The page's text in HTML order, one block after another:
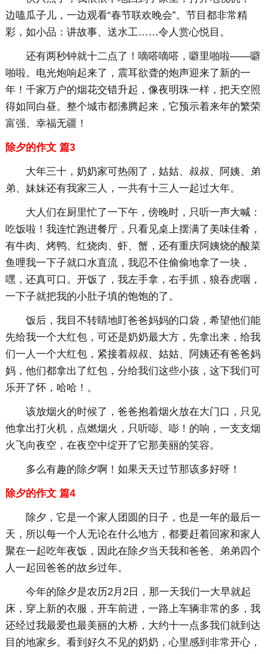
边嗑瓜子儿，一边观看“春节联欢晚会”。节目都非常精
彩，如小品：讲故事、送水工……令人赏心悦目。
还有两秒钟就十二点了！嘀嗒嘀嗒，噼里啪啦――噼
啪啦。电光炮响起来了，震耳欲聋的炮声迎来了新的一
年！千家万户的烟花交错升起，像夜明珠一样，把天空照
得如同白昼。整个城市都沸腾起来，它预示着来年的繁荣
富强、幸福无疆！
除夕的作文 篇3
大年三十，奶奶家可热闹了，姑姑、叔叔、阿姨、弟
弟、妹妹还有我家三人，一共有十三人一起过大年。
大人们在厨里忙了一下午，傍晚时，只听一声大喊：
吃饭啦！我连忙跑进餐厅，只看见桌上摆满了美味佳肴，
有牛肉、烤鸭、红烧肉、虾、蟹，还有重庆阿姨烧的酸菜
鱼哩我一下子就口水直流，我忍不住偷偷地拿了一块，
嘿，还真可口。开饭了，我左手拿，右手抓，狼吞虎咽，
一下子就把我的小肚子填的饱饱的了。
饭后，我目不转睛地盯爸爸妈妈的口袋，希望他们能
先给我一个大红包，可还是奶奶最大方，先拿出来，给我
们一人一个大红包，紧接着叔叔、姑姑、阿姨还有爸爸妈
妈，他们都拿出了红包，分给我们这些小孩，这下我们可
乐开了怀，哈哈！。
该放烟火的时候了，爸爸抱着烟火放在大门口，只见
他拿出打火机，点燃烟火，只听嘭、嘭！的响，一支支烟
火飞向夜空，在夜空中绽开了它那美丽的笑容。
多么有趣的除夕啊！如果天天过节那该多好呀！
除夕的作文 篇4
除夕，它是一个家人团圆的日子，也是一年的最后一
天，所以每一个人无论在什么地方，都要赶着回家和家人
聚在一起吃年夜饭，因此在除夕当天我和爸爸、弟弟四个
人一起回爸爸的故乡过年。
今年的除夕是农历2月2日，那一天我们一大早就起
床，穿上新的衣服，开车前进，一路上车辆非常的多，我
还经过我最爱也最美丽的大桥，大约十一点多我们就到达
目的地家乡。看到好久不见的奶奶，心里感到非常开心，